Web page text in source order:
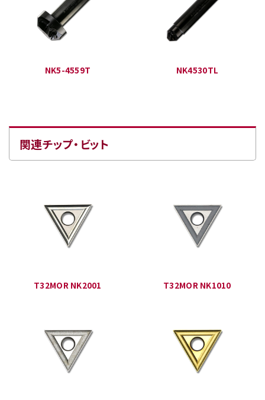
NK5-4559T NK4530TL
関連チップ・ビット
T32MOR NK2001 T32MOR NK1010